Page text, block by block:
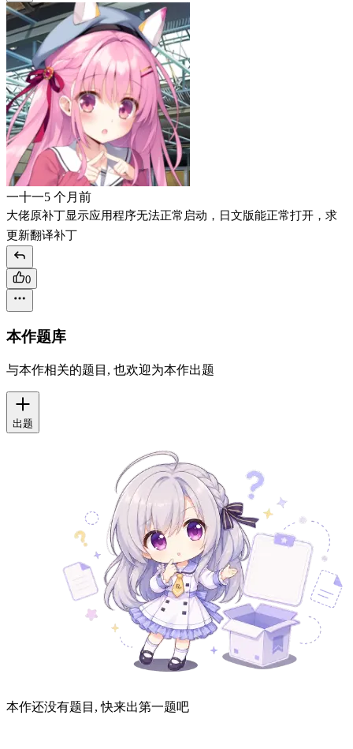
一十一5 个月前
大佬原补丁显示应用程序无法正常启动，日文版能正常打开，求
更新翻译补丁
0
本作题库
与本作相关的题目, 也欢迎为本作出题
出题
本作还没有题目, 快来出第一题吧